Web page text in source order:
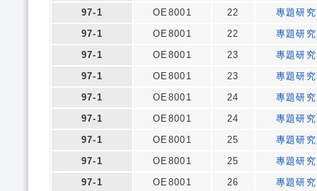
97-1
OE8001 22
專題研究
97-1
OE8001 22
專題研究
97-1
OE8001 23
專題研究
97-1
OE8001 23
專題研究
97-1
OE8001 24
專題研究
97-1
OE8001 24
專題研究
97-1
OE8001 25
專題研究
97-1
OE8001 25
專題研究
97-1
OE8001 26
專題研究